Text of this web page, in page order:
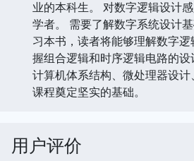
业的本科生。 对数字逻辑设计
学者。 需要了解数字系统设计
习本书，读者将能够理解数字
握组合逻辑和时序逻辑电路的
计算机体系结构、微处理器设
课程奠定坚实的基础。
用户评价